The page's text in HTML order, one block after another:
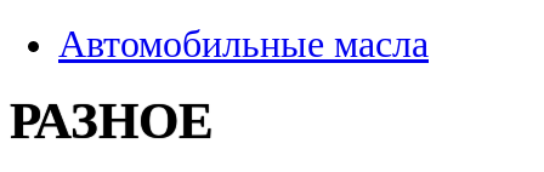
Автомобильные масла
РАЗНОЕ